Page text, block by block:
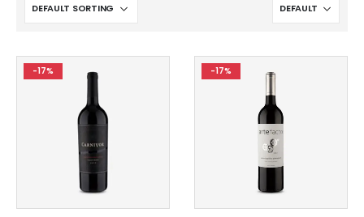
-17% -17%